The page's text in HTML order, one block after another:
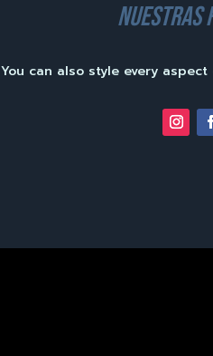
nuestras
You can also style every